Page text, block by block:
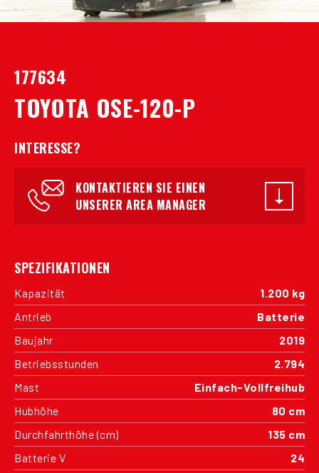
177634
TOYOTA OSE-120-P
INTERESSE?
KONTAKTIEREN SIE EINEN
UNSERER AREA MANAGER
SPEZIFIKATIONEN
Kapazität
1.200 kg
Antrieb
Batterie
Baujahr
2019
Betriebsstunden
2.794
Mast
Einfach-Vollfreihub
Hubhöhe
80 cm
Durchfahrthöhe (cm)
135 cm
Batterie V
24